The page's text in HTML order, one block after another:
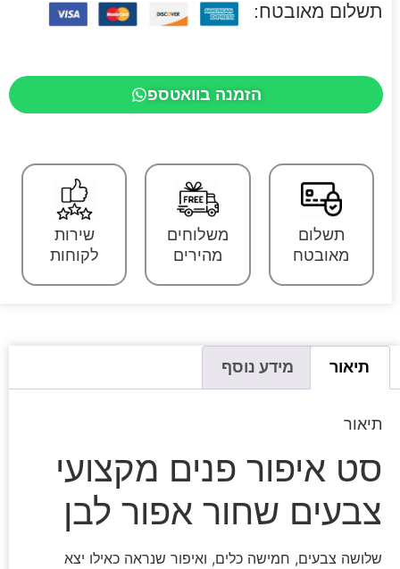
תשלום מאובטח:
הזמנה בוואטספ
תשלום
מאובטח
משלוחים
מהירים
שירות
לקוחות
תיאור מידע נוסף
תיאור
סט איפור פנים מקצועי
צבעים שחור אפור לבן
שלושה צבעים, חמישה כלים, ואיפור שנראה כאילו יצא